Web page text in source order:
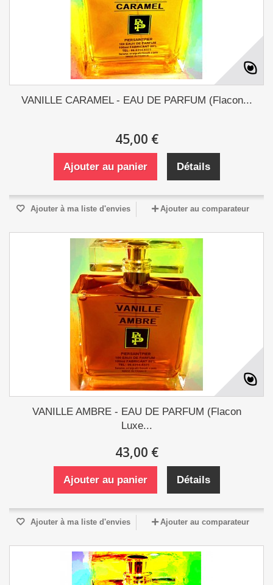
VANILLE CARAMEL - EAU DE PARFUM (Flacon...
45,00 €
Ajouter au panier Détails
Ajouter à ma liste d'envies Ajouter au comparateur
VANILLE AMBRE - EAU DE PARFUM (Flacon
Luxe...
43,00 €
Ajouter au panier Détails
Ajouter à ma liste d'envies Ajouter au comparateur